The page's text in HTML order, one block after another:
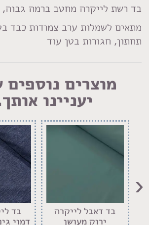
בד רשת לייקרה מחטב ברמה גבוה,
מתאים לשמלות ערב צמודות כבד
תחתון, חגורות בטן עוד
מוצרים נוספים
יעניינו
בד דאבל לייקרה
ירוק מעושן
בד
דמוי
‹